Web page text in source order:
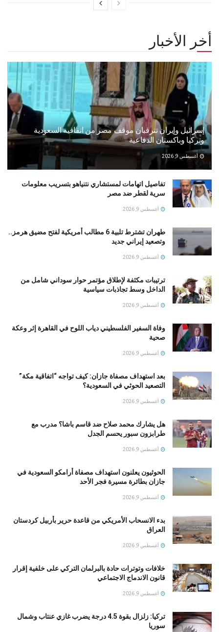
أخر الأخبار
إسرائيل وإيران تترقبان موقف مصر من اتفاقية السعودية
وتركيا وباكستان الدفاعية
أغسطس 9, 2026
تفاصيل اتهامات لمستشاري نتنياهو بتسريب معلومات
سرية لقطر ضد مصر
أغسطس 9, 2026
طهران تشترط تلبية 6 مطالب أمريكية لفتح مضيق هرمز..
وتصعيد إيراني جديد
أغسطس 9, 2026
ترتيبات مكثفة لإطلاق مؤتمر حوار سوداني شامل من
الداخل وسط تجاذبات سياسية
أغسطس 9, 2026
وفاة السفير الفلسطيني دياب اللوح في القاهرة إثر وعكة
صحية
أغسطس 9, 2026
بعد استهداف مصفاة جازان: كيف تواجه “اتفاقية مكة”
التصعيد الحوثي في السعودية؟
أغسطس 9, 2026
هل يشارك محمد صلاح ضد قاسم باشا؟ مدرب مع
طرابزون سبور يحسم الجدل
أغسطس 9, 2026
الحوثيون يعلنون استهداف مصفاة أرامكو السعودية في
جازان بطائرة مسيرة فجر الأحد
أغسطس 9, 2026
بدء الانسحاب الأمريكي من قاعدة حرير بأربيل كردستان
العراق
أغسطس 9, 2026
خلافات وتوترات حادة بالبرلمان التركي على خلفية إقرار
قانون الاندماج الاجتماعي
أغسطس 9, 2026
تركيا: زلزال بقوة 4.5 درجة يضرب غازي عنتاب وشمال
سوريا